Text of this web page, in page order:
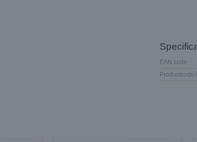
EAN code
Productcode